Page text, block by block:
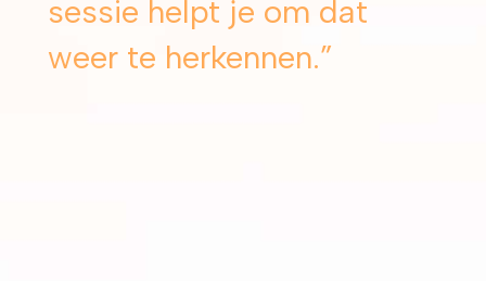
sessie helpt je om dat
weer te herkennen.”